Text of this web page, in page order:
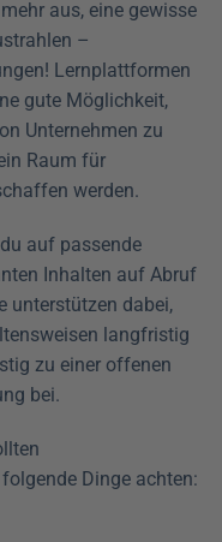
aus, eine gewisse
–
Lernplattformen
gute Möglichkeit,
Unternehmen zu
Raum für
werden.
auf passende
Inhalten auf Abruf
unterstützen dabei,
langfristig
zu einer offenen
bei.